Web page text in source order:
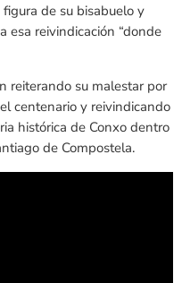
de su bisabuelo y
esa reivindicación “donde
reiterando su malestar por
centenario y reivindicando
histórica de Conxo dentro
de Compostela.